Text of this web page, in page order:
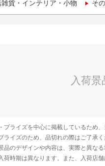
貨・インテリア・小物 そ